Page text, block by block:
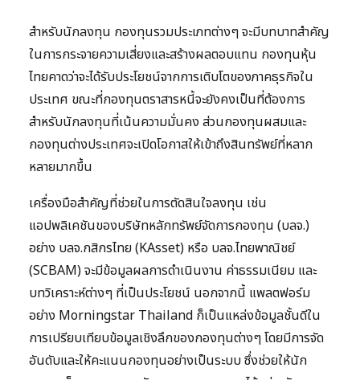
สำหรับนักลงทุน กองทุนรวมประเภทต่างๆ จะมีบทบาทสำคัญ
ในการกระจายความเสี่ยงและสร้างผลตอบแทน กองทุนหุ้น
ไทยคาดว่าจะได้รับประโยชน์จากการเติบโตของภาคธุรกิจใน
ประเทศ ขณะที่กองทุนตราสารหนี้จะยังคงเป็นที่ต้องการ
สำหรับนักลงทุนที่เน้นความมั่นคง ส่วนกองทุนผสมและ
กองทุนต่างประเทศจะเปิดโอกาสให้เข้าถึงสินทรัพย์ที่หลาก
หลายมากขึ้น
เครื่องมือสำคัญที่ช่วยในการตัดสินใจลงทุน เช่น
แอปพลิเคชันของบริษัทหลักทรัพย์จัดการกองทุน (บลจ.)
อย่าง บลจ.กสิกรไทย (KAsset) หรือ บลจ.ไทยพาณิชย์
(SCBAM) จะมีข้อมูลผลการดำเนินงาน ค่าธรรมเนียม และ
บทวิเคราะห์ต่างๆ ที่เป็นประโยชน์ นอกจากนี้ แพลตฟอร์ม
อย่าง Morningstar Thailand ก็เป็นแหล่งข้อมูลชั้นดีใน
การเปรียบเทียบข้อมูลเชิงลึกของกองทุนต่างๆ โดยมีการจัด
อันดับและให้คะแนนกองทุนอย่างเป็นระบบ ซึ่งช่วยให้นัก